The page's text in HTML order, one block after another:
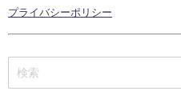
プライバシーポリシー